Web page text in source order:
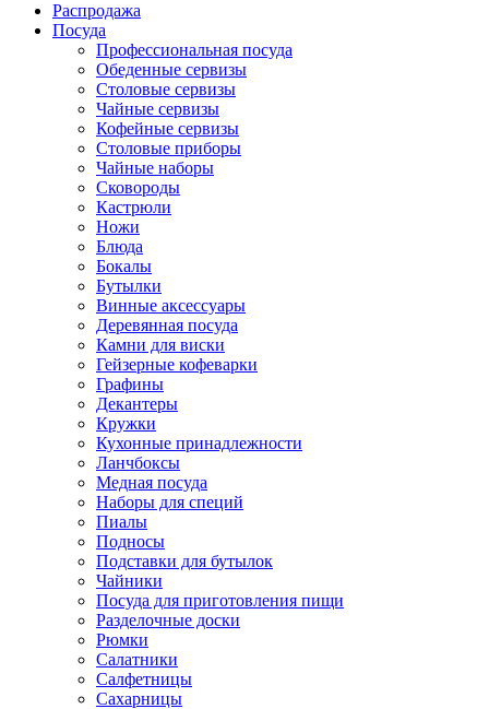
Распродажа
Посуда
Профессиональная посуда
Обеденные сервизы
Столовые сервизы
Чайные сервизы
Кофейные сервизы
Столовые приборы
Чайные наборы
Сковороды
Кастрюли
Ножи
Блюда
Бокалы
Бутылки
Винные аксессуары
Деревянная посуда
Камни для виски
Гейзерные кофеварки
Графины
Декантеры
Кружки
Кухонные принадлежности
Ланчбоксы
Медная посуда
Наборы для специй
Пиалы
Подносы
Подставки для бутылок
Чайники
Посуда для приготовления пищи
Разделочные доски
Рюмки
Салатники
Салфетницы
Сахарницы